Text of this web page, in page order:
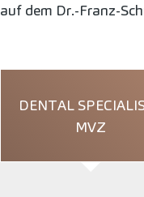
auf dem Dr.-Franz-
DENTAL
MVZ